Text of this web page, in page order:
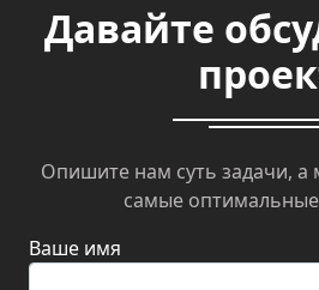
Давайте
Опишите нам суть задачи,
самые
Ваше имя